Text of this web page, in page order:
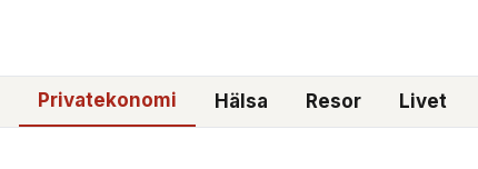
Privatekonomi Hälsa Resor Livet